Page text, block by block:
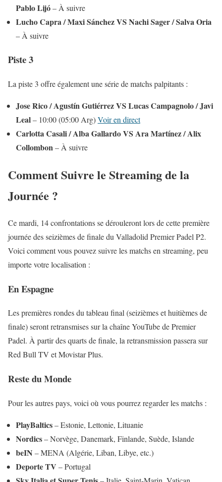
Pablo Lijó– À suivre
Lucho Capra / Maxi Sánchez VS Nachi Sager / Salva Oria
– À suivre
Piste 3
La piste 3 offre également une série de matchs palpitants :
Jose Rico / Agustín Gutiérrez VS Lucas Campagnolo / Javi
Leal– 10:00 (05:00 Arg)Voir en direct
Carlotta Casali / Alba Gallardo VS Ara Martínez / Alix
Collombon– À suivre
Comment Suivre le Streaming de la
Journée ?
Ce mardi, 14 confrontations se dérouleront lors de cette première
journée des seizièmes de finale du Valladolid Premier Padel P2.
Voici comment vous pouvez suivre les matchs en streaming, peu
importe votre localisation :
En Espagne
Les premières rondes du tableau final (seizièmes et huitièmes de
finale) seront retransmises sur la chaîne YouTube de Premier
Padel. À partir des quarts de finale, la retransmission passera sur
Red Bull TV et Movistar Plus.
Reste du Monde
Pour les autres pays, voici où vous pourrez regarder les matchs :
PlayBaltics– Estonie, Lettonie, Lituanie
Nordics– Norvège, Danemark, Finlande, Suède, Islande
beIN – MENA (Algérie, Liban, Libye, etc.)
Deporte TV – Portugal